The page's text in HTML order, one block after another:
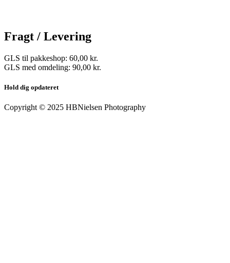
Fragt / Levering
GLS til pakkeshop: 60,00 kr.
GLS med omdeling: 90,00 kr.
Hold dig opdateret
Copyright © 2025 HBNielsen Photography